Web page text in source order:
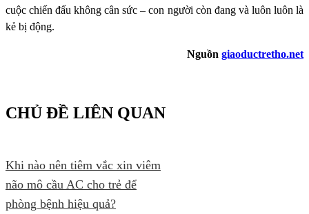
cuộc chiến đấu không cân sức – con người còn đang và luôn luôn là
kẻ bị động.
Nguồn giaoductretho.net
CHỦ ĐỀ LIÊN QUAN
Khi nào nên tiêm vắc xin viêm
não mô cầu AC cho trẻ để
phòng bệnh hiệu quả?